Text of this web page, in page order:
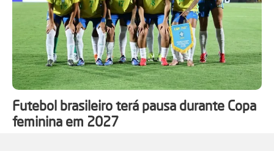
Futebol brasileiro terá pausa durante Copa
feminina em 2027